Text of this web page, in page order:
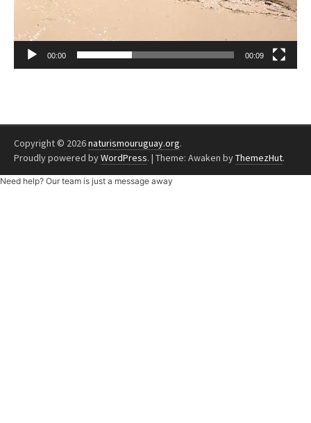
00:00 00:09
Copyright © 2026naturismouruguay.org.
Proudly powered byWordPress. | Theme: Awaken byThemezHut.
Need help? Our team is just a message away